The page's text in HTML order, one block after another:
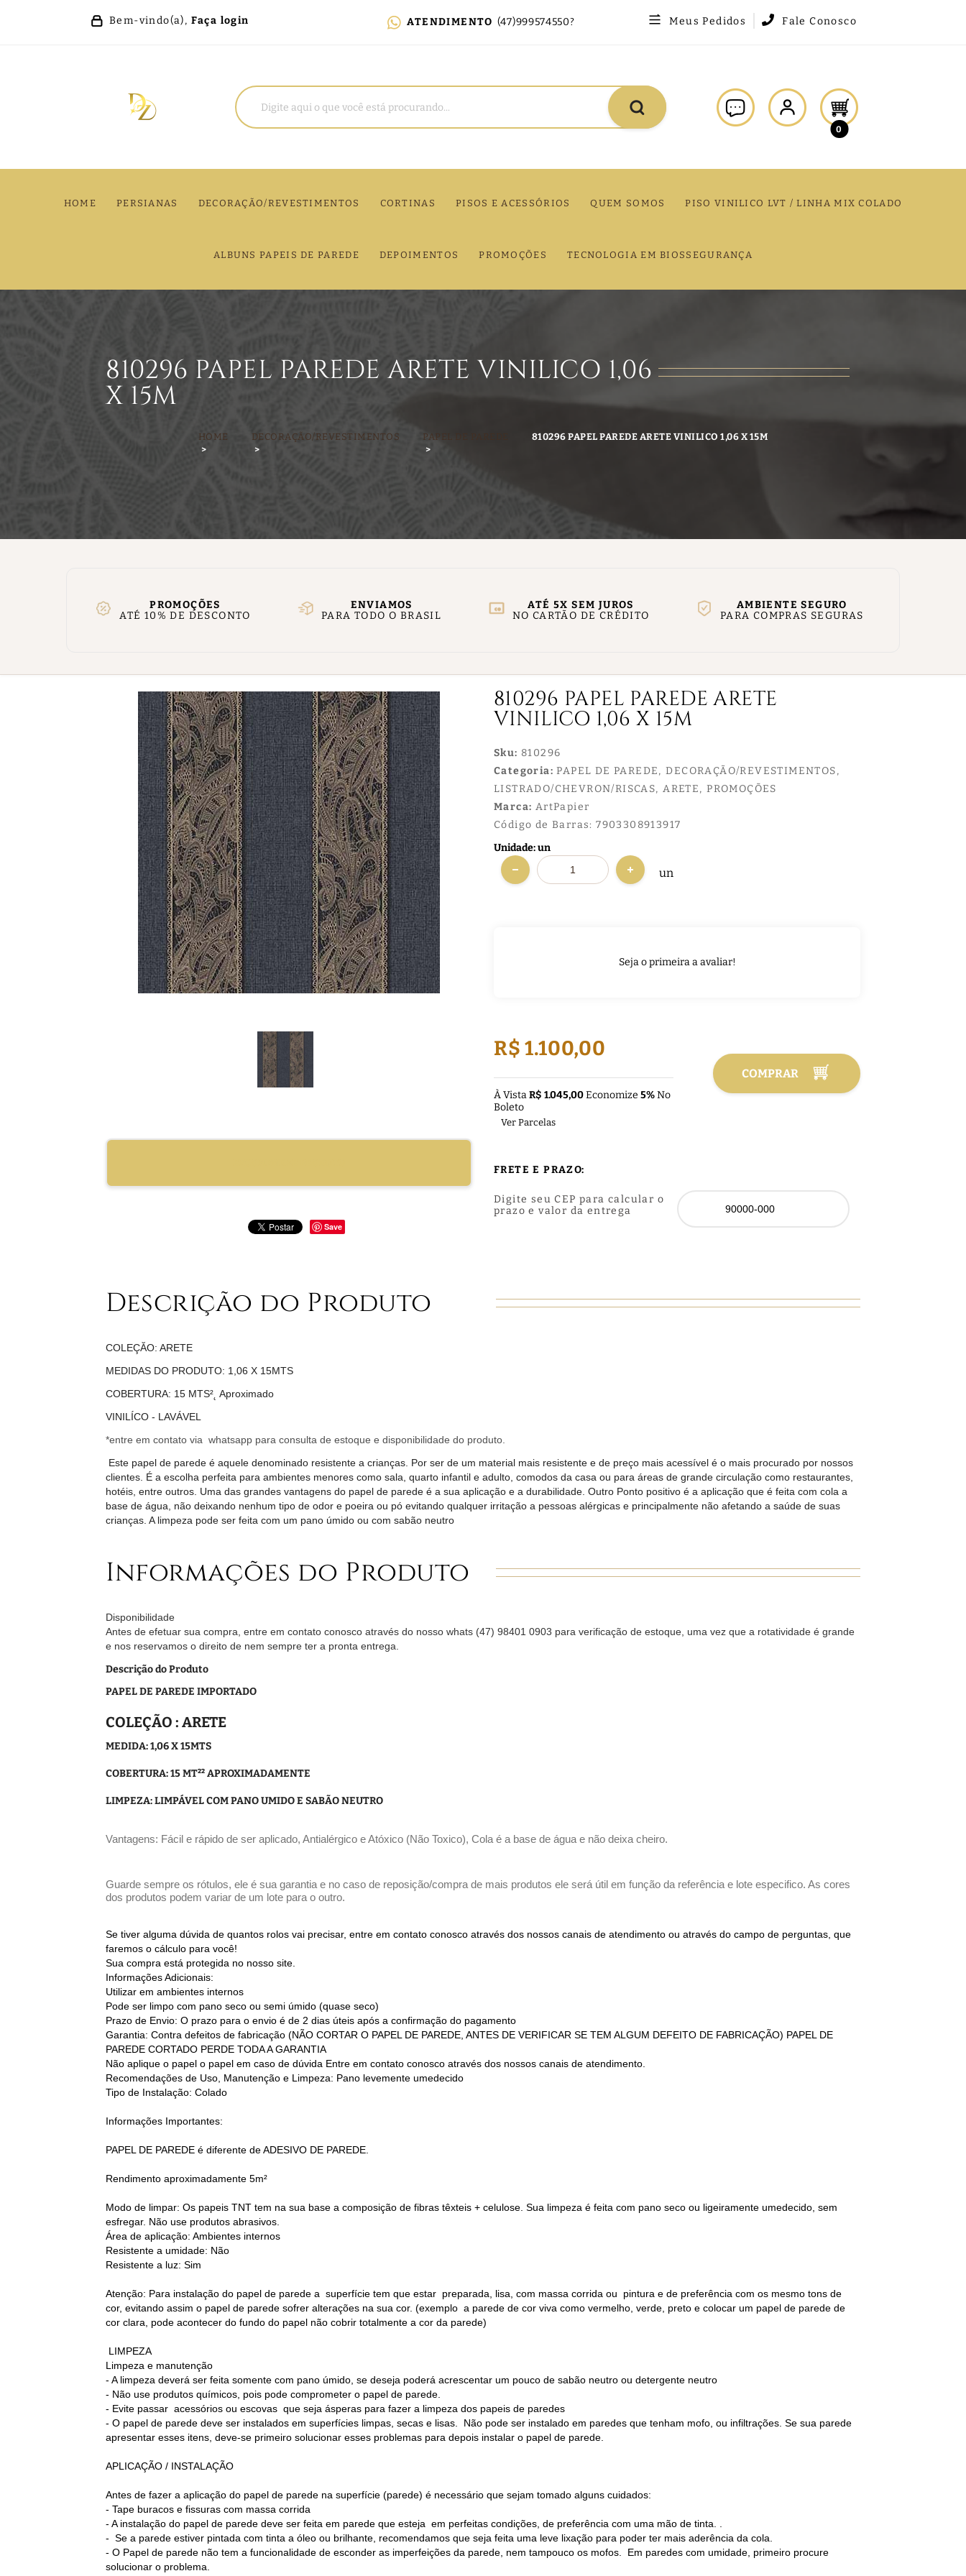
Bem-vindo(a), Faça login ATENDIMENTO (47)999574550? Meus Pedidos Fale Conosco
0
HOME PERSIANAS DECORAÇÃO/REVESTIMENTOS CORTINAS PISOS E ACESSÓRIOS QUEM SOMOS PISO VINILICO LVT / LINHA MIX COLADO
ALBUNS PAPEIS DE PAREDE DEPOIMENTOS PROMOÇÕES TECNOLOGIA EM BIOSSEGURANÇA
HOME DECORAÇÃO/REVESTIMENTOS PAPEL DE PAREDE 810296 PAPEL PAREDE ARETE VINILICO 1,06 X 15M
810296 PAPEL PAREDE ARETE VINILICO 1,06
X 15M
PROMOÇÕES
ATÉ 10% DE DESCONTO
ENVIAMOS
PARA TODO O BRASIL
ATÉ 5X SEM JUROS
NO CARTÃO DE CRÉDITO
AMBIENTE SEGURO
PARA COMPRAS SEGURAS
Save
810296 PAPEL PAREDE ARETE
VINILICO 1,06 X 15M
Sku: 810296
Categoria: PAPEL DE PAREDE
DECORAÇÃO/REVESTIMENTOS
LISTRADO/CHEVRON/RISCAS
ARETE
PROMOÇÕES
Marca: ArtPapier
Código de Barras:7903308913917
Seja o primeira a avaliar!
Unidade: un
un
R$ 1.100,00
À VistaR$ 1.045,00Economize 5%No
Boleto
Ver Parcelas
COMPRAR
FRETE E PRAZO:
Digite seu CEP para calcular o
prazo e valor da entrega
Descrição do Produto
COLEÇĂO: ARETE
MEDIDAS DO PRODUTO: 1,06 X 15MTS
COBERTURA: 15 MTS²˛ Aproximado
VINILÍCO - LAVÁVEL
*entre em contato via whatsapp para consulta de estoque e disponibilidade do produto.
Este papel de parede é aquele denominado resistente a crianças. Por ser de um material mais resistente e de preço mais acessível é o mais procurado por nossos
clientes. É a escolha perfeita para ambientes menores como sala, quarto infantil e adulto, comodos da casa ou para áreas de grande circulação como restaurantes,
hotéis, entre outros. Uma das grandes vantagens do papel de parede é a sua aplicação e a durabilidade. Outro Ponto positivo é a aplicação que é feita com cola a
base de água, não deixando nenhum tipo de odor e poeira ou pó evitando qualquer irritação a pessoas alérgicas e principalmente não afetando a saúde de suas
crianças. A limpeza pode ser feita com um pano úmido ou com sabão neutro
Informações do Produto
Disponibilidade
Antes de efetuar sua compra, entre em contato conosco através do nosso whats (47) 98401 0903 para verificação de estoque, uma vez que a rotatividade é grande
e nos reservamos o direito de nem sempre ter a pronta entrega.
Descrição do Produto
PAPEL DE PAREDE IMPORTADO
COLEÇÃO : ARETE
MEDIDA: 1,06 X 15MTS
COBERTURA: 15 MT²² APROXIMADAMENTE
LIMPEZA: LIMPÁVEL COM PANO UMIDO E SABÃO NEUTRO
Vantagens: Fácil e rápido de ser aplicado, Antialérgico e Atóxico (Não Toxico), Cola é a base de água e não deixa cheiro.
Guarde sempre os rótulos, ele é sua garantia e no caso de reposição/compra de mais produtos ele será útil em função da referência e lote especifico. As cores
dos produtos podem variar de um lote para o outro.
Se tiver alguma dúvida de quantos rolos vai precisar, entre em contato conosco através dos nossos canais de atendimento ou através do campo de perguntas, que
faremos o cálculo para você!
Sua compra está protegida no nosso site.
Informações Adicionais:
Utilizar em ambientes internos
Pode ser limpo com pano seco ou semi úmido (quase seco)
Prazo de Envio: O prazo para o envio é de 2 dias úteis após a confirmação do pagamento
Garantia: Contra defeitos de fabricação (NÃO CORTAR O PAPEL DE PAREDE, ANTES DE VERIFICAR SE TEM ALGUM DEFEITO DE FABRICAÇÃO) PAPEL DE
PAREDE CORTADO PERDE TODA A GARANTIA
Não aplique o papel o papel em caso de dúvida Entre em contato conosco através dos nossos canais de atendimento.
Recomendações de Uso, Manutenção e Limpeza: Pano levemente umedecido
Tipo de Instalação: Colado
Informações Importantes:
PAPEL DE PAREDE é diferente de ADESIVO DE PAREDE.
Rendimento aproximadamente 5m²
Modo de limpar: Os papeis TNT tem na sua base a composição de fibras têxteis + celulose. Sua limpeza é feita com pano seco ou ligeiramente umedecido, sem
esfregar. Não use produtos abrasivos.
Área de aplicação: Ambientes internos
Resistente a umidade: Não
Resistente a luz: Sim
Atenção: Para instalação do papel de parede a superfície tem que estar preparada, lisa, com massa corrida ou pintura e de preferência com os mesmo tons de
cor, evitando assim o papel de parede sofrer alterações na sua cor. (exemplo a parede de cor viva como vermelho, verde, preto e colocar um papel de parede de
cor clara, pode acontecer do fundo do papel não cobrir totalmente a cor da parede)
LIMPEZA
Limpeza e manutenção
- A limpeza deverá ser feita somente com pano úmido, se deseja poderá acrescentar um pouco de sabão neutro ou detergente neutro
- Não use produtos químicos, pois pode comprometer o papel de parede.
- Evite passar acessórios ou escovas que seja ásperas para fazer a limpeza dos papeis de paredes
- O papel de parede deve ser instalados em superfícies limpas, secas e lisas. Não pode ser instalado em paredes que tenham mofo, ou infiltrações. Se sua parede
apresentar esses itens, deve-se primeiro solucionar esses problemas para depois instalar o papel de parede.
APLICAÇÃO / INSTALAÇÃO
Antes de fazer a aplicação do papel de parede na superfície (parede) é necessário que sejam tomado alguns cuidados:
- Tape buracos e fissuras com massa corrida
- A instalação do papel de parede deve ser feita em parede que esteja em perfeitas condições, de preferência com uma mão de tinta. .
- Se a parede estiver pintada com tinta a óleo ou brilhante, recomendamos que seja feita uma leve lixação para poder ter mais aderência da cola.
- O Papel de parede não tem a funcionalidade de esconder as imperfeições da parede, nem tampouco os mofos. Em paredes com umidade, primeiro procure
solucionar o problema.